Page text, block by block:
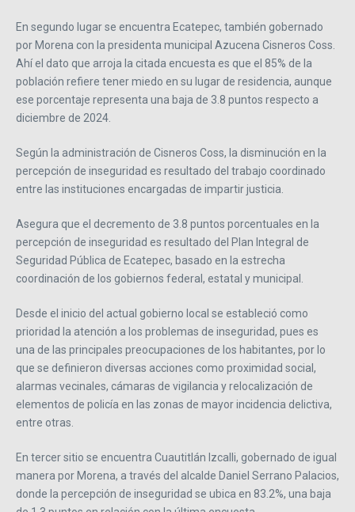
En segundo lugar se encuentra Ecatepec, también gobernado
por Morena con la presidenta municipal Azucena Cisneros Coss.
Ahí el dato que arroja la citada encuesta es que el 85% de la
población refiere tener miedo en su lugar de residencia, aunque
ese porcentaje representa una baja de 3.8 puntos respecto a
diciembre de 2024.
Según la administración de Cisneros Coss, la disminución en la
percepción de inseguridad es resultado del trabajo coordinado
entre las instituciones encargadas de impartir justicia.
Asegura que el decremento de 3.8 puntos porcentuales en la
percepción de inseguridad es resultado del Plan Integral de
Seguridad Pública de Ecatepec, basado en la estrecha
coordinación de los gobiernos federal, estatal y municipal.
Desde el inicio del actual gobierno local se estableció como
prioridad la atención a los problemas de inseguridad, pues es
una de las principales preocupaciones de los habitantes, por lo
que se definieron diversas acciones como proximidad social,
alarmas vecinales, cámaras de vigilancia y relocalización de
elementos de policía en las zonas de mayor incidencia delictiva,
entre otras.
En tercer sitio se encuentra Cuautitlán Izcalli, gobernado de igual
manera por Morena, a través del alcalde Daniel Serrano Palacios,
donde la percepción de inseguridad se ubica en 83.2%, una baja